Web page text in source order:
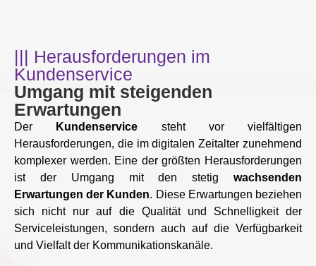
||| Herausforderungen im
Kundenservice
Umgang mit steigenden
Erwartungen
Der Kundenservice steht vor vielfältigen
Herausforderungen, die im digitalen Zeitalter zunehmend
komplexer werden. Eine der größten Herausforderungen
ist der Umgang mit den stetig wachsenden
Erwartungen der Kunden. Diese Erwartungen beziehen
sich nicht nur auf die Qualität und Schnelligkeit der
Serviceleistungen, sondern auch auf die Verfügbarkeit
und Vielfalt der Kommunikationskanäle.